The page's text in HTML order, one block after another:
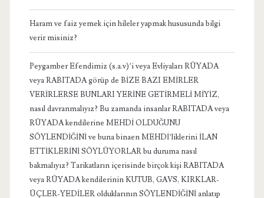
Haram ve faiz yemek için hileler yapmak hususunda bilgi
verir misiniz?
Peygamber Efendimiz (s.a.v)’i veya Evliyaları RÜYADA
veya RABITADA görüp de BİZE BAZI EMİRLER
VERİRLERSE BUNLARI YERİNE GETİRMELİ MİYİZ,
nasıl davranmalıyız? Bu zamanda insanlar RABITADA veya
RÜYADA kendilerine MEHDİ OLDUĞUNU
SÖYLENDİĞİNİ ve buna binaen MEHDİ’liklerini İLAN
ETTİKLERİNİ SÖYLÜYORLAR bu duruma nasıl
bakmalıyız? Tarikatların içerisinde birçok kişi RABITADA
veya RÜYADA kendilerinin KUTUB, GAVS, KIRKLAR-
ÜÇLER-YEDİLER olduklarının SÖYLENDİĞİNİ anlatıp